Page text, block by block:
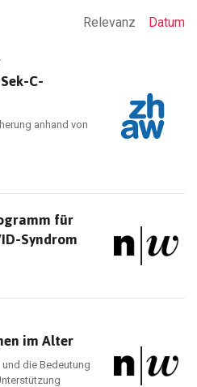
Relevanz Datum
C-
anhand von
für
Syndrom
im Alter
die Bedeutung